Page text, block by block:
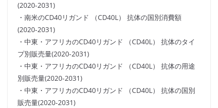
(2020-2031)
・南米のCD40リガンド （CD40L） 抗体の国別消費額
(2020-2031)
・中東・アフリカのCD40リガンド （CD40L） 抗体のタイ
プ別販売量(2020-2031)
・中東・アフリカのCD40リガンド （CD40L） 抗体の用途
別販売量(2020-2031)
・中東・アフリカのCD40リガンド （CD40L） 抗体の国別
販売量(2020-2031)